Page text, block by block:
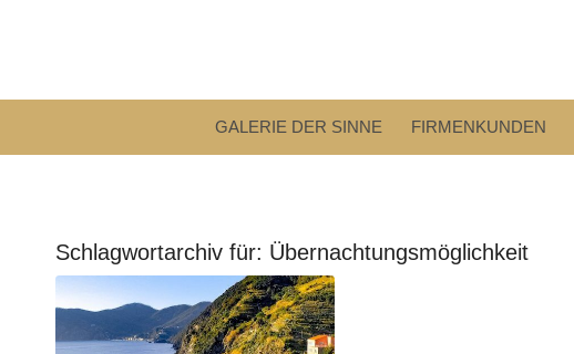
GALERIE DER SINNE FIRMENKUNDEN
Schlagwortarchiv für: Übernachtungsmöglichkeit